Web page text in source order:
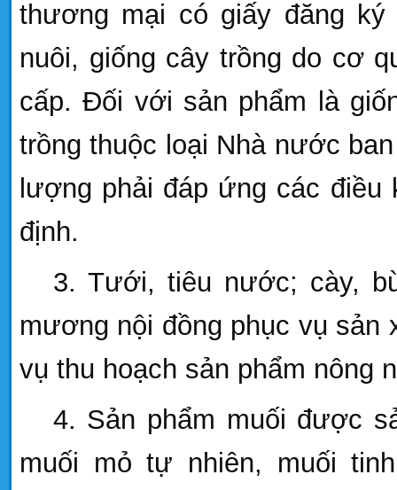
thương mại có giấy đăng ký
nuôi, giống cây trồng do cơ
cấp. Đối với sản phẩm là
trồng thuộc loại Nhà nước
lượng phải đáp ứng các
định.
3. Tưới, tiêu nước; cày,
mương nội đồng phục vụ sản
vụ thu hoạch sản phẩm nông
4. Sản phẩm muối được
muối mỏ tự nhiên, muối